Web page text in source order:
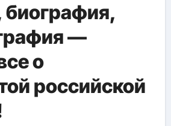
биография,
—
о
российской